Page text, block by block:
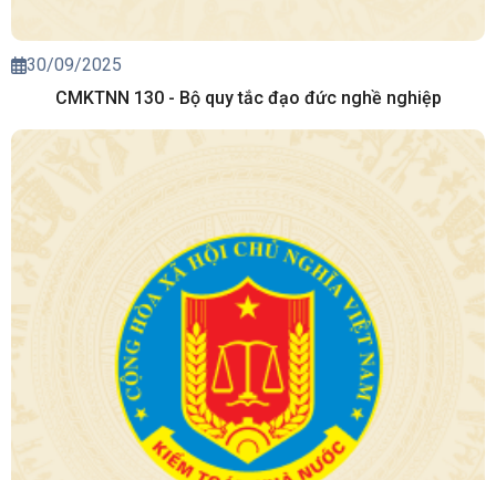
30/09/2025
CMKTNN 130 - Bộ quy tắc đạo đức nghề nghiệp